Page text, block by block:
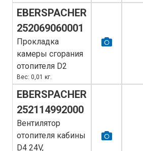
EBERSPACHER
252069060001
Прокладка
камеры сгорания
отопителя D2
Вес: 0,01 кг.
EBERSPACHER
252114992000
Вентилятор
отопителя кабины
D4 24V,